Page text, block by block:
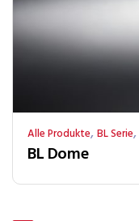
Alle Produkte, BL Serie,
BL Dome